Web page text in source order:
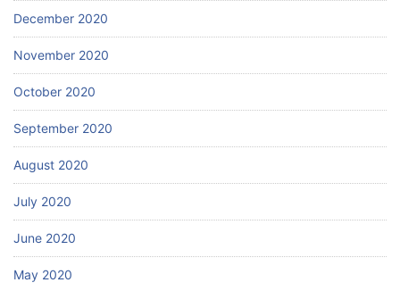
December 2020
November 2020
October 2020
September 2020
August 2020
July 2020
June 2020
May 2020